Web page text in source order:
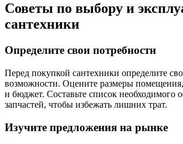
Советы по выбору и
сантехники
Определите свои потребности
Перед покупкой сантехники определите
возможности. Оцените размеры помещения,
и бюджет. Составьте список необходимого
запчастей, чтобы избежать лишних трат.
Изучите предложения на рынке